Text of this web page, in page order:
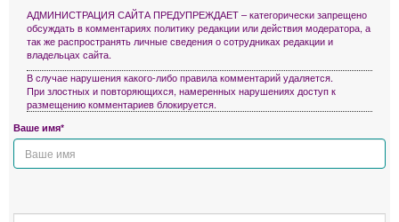
АДМИНИСТРАЦИЯ САЙТА ПРЕДУПРЕЖДАЕТ – категорически запрещено
обсуждать в комментариях политику редакции или действия модератора, а
так же распространять личные сведения о сотрудниках редакции и
владельцах сайта.
В случае нарушения какого-либо правила комментарий удаляется.
При злостных и повторяющихся, намеренных нарушениях доступ к
размещению комментариев блокируется.
Ваше имя*